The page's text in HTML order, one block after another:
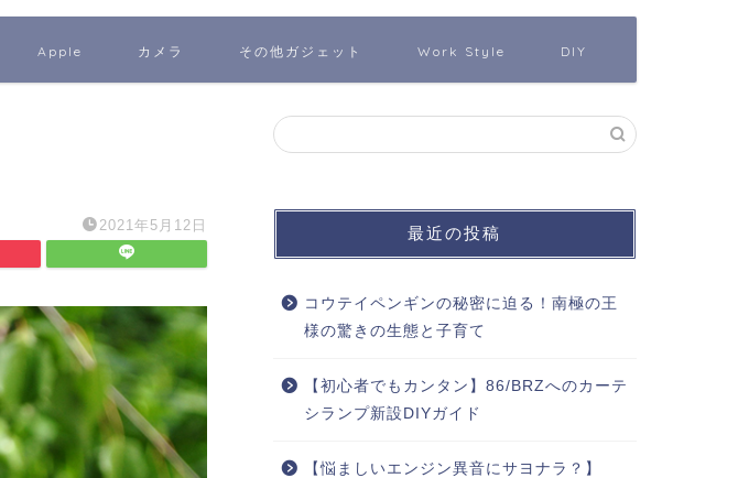
Apple カメラ その他ガジェット Work Style DIY
2021年5月12日 最近の投稿
コウテイペンギンの秘密に迫る！南極の王
様の驚きの生態と子育て
【初心者でもカンタン】86/BRZへのカーテ
シランプ新設DIYガイド
【悩ましいエンジン異音にサヨナラ？】